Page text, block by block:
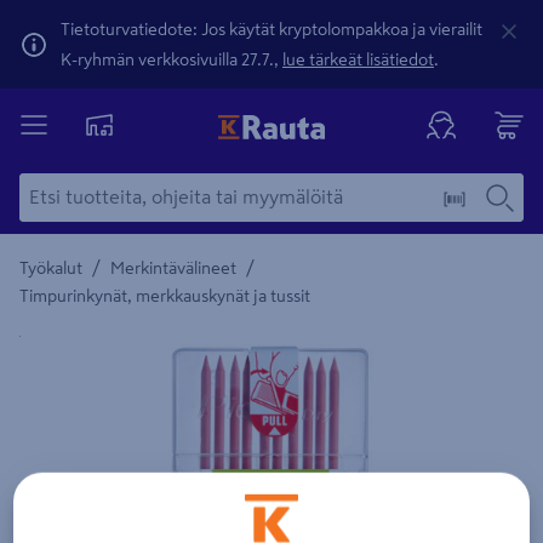
Tietoturvatiedote: Jos käytät kryptolompakkoa ja vierailit
K-ryhmän verkkosivuilla 27.7., lue tärkeät lisätiedot.
Työkalut / Merkintävälineet /
Timpurinkynät, merkkauskynät ja tussit
Yksityiskohtainen kuvaus löytyy Tuotteen kuvaus -